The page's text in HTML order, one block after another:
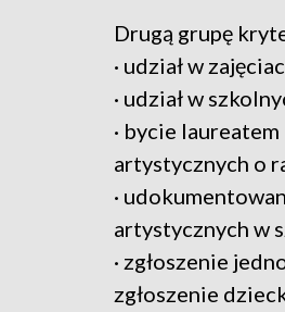
Drugą grupę
· udział w
· udział w
· bycie
artystycznych o
·
artystycznych w
· zgłoszenie
zgłoszenie